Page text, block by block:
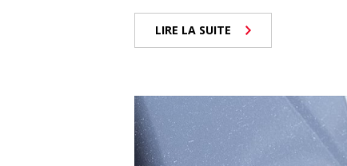
LIRE LA SUITE